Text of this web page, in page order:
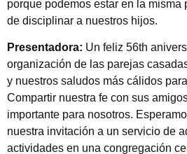
porque podemos estar en la misma
de disciplinar a nuestros hijos.
Presentadora: Un feliz 56th
organización de las parejas
y nuestros saludos más cálidos
Compartir nuestra fe con sus
importante para nosotros.
nuestra invitación a un servicio de
actividades en una congregación